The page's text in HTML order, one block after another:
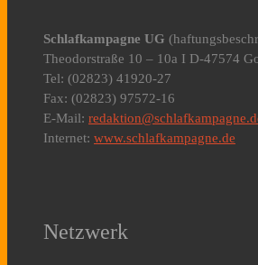
Schlafkampagne UG
Theodorstraße 10 – 10a I D-47574
Tel: (02823) 41920-27
Fax: (02823) 97572-16
E-Mail:
Internet: www.schlafkampagne.de
Netzwerk